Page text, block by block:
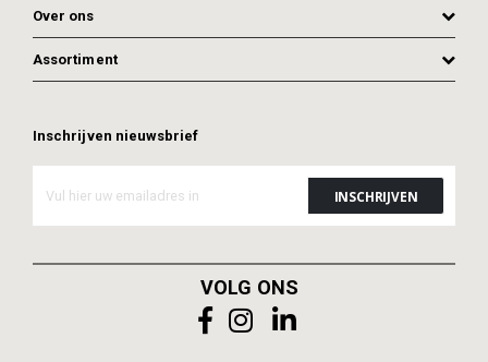
Over ons
Assortiment
Inschrijven nieuwsbrief
VOLG ONS